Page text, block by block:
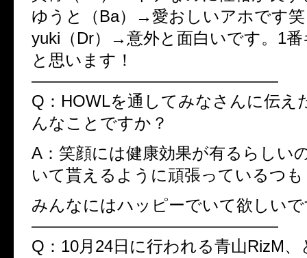
ゆうと（Ba）→愛おしいアホです笑
yuki（Dr）→意外と面白いです。1
と思います！
———————————————
Q：HOWLを通してみなさんに伝え
んなことですか？
A：笑顔には健康効果が有るらしい
いて貰えるように頑張っているつ
みんなにはハッピーでいて欲しい
———————————————
Q：10月24日に行われる青山RizM